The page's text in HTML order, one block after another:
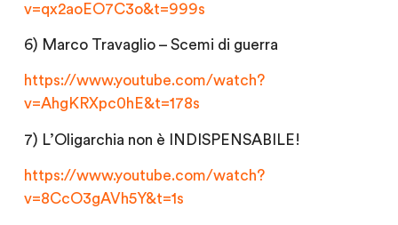
v=qx2aoEO7C3o&t=999s
6) Marco Travaglio – Scemi di guerra
https://www.youtube.com/watch?
v=AhgKRXpc0hE&t=178s
7) L’Oligarchia non è INDISPENSABILE!
https://www.youtube.com/watch?
v=8CcO3gAVh5Y&t=1s